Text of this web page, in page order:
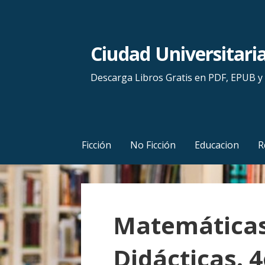
n
t
e
n
i
d
Ciudad
Descarga Libros Gratis en PDF, EPUB y
Ficción No Ficción Educacion
Didácticas.